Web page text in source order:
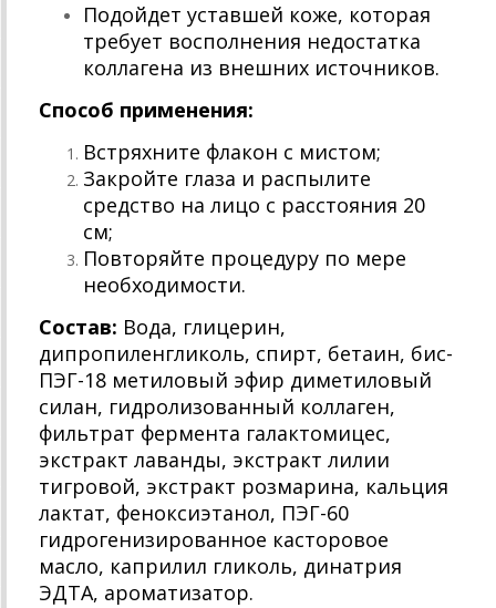
Подойдет уставшей коже, которая
требует восполнения недостатка
коллагена из внешних источников.
Способ применения:
Встряхните флакон с мистом;
Закройте глаза и распылите
средство на лицо с расстояния 20
см;
Повторяйте процедуру по мере
необходимости.
Состав: Вода, глицерин,
дипропиленгликоль, спирт, бетаин, бис-
ПЭГ-18 метиловый эфир диметиловый
силан, гидролизованный коллаген,
фильтрат фермента галактомицес,
экстракт лаванды, экстракт лилии
тигровой, экстракт розмарина, кальция
лактат, феноксиэтанол, ПЭГ-60
гидрогенизированное касторовое
масло, каприлил гликоль, динатрия
ЭДТА, ароматизатор.